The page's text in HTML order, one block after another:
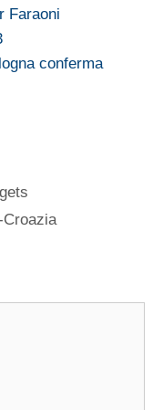
Faraoni
conferma
Croazia